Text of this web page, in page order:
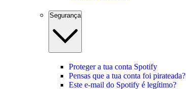
Segurança
Proteger a tua conta Spotify
Pensas que a tua conta foi pirateada?
Este e-mail do Spotify é legítimo?